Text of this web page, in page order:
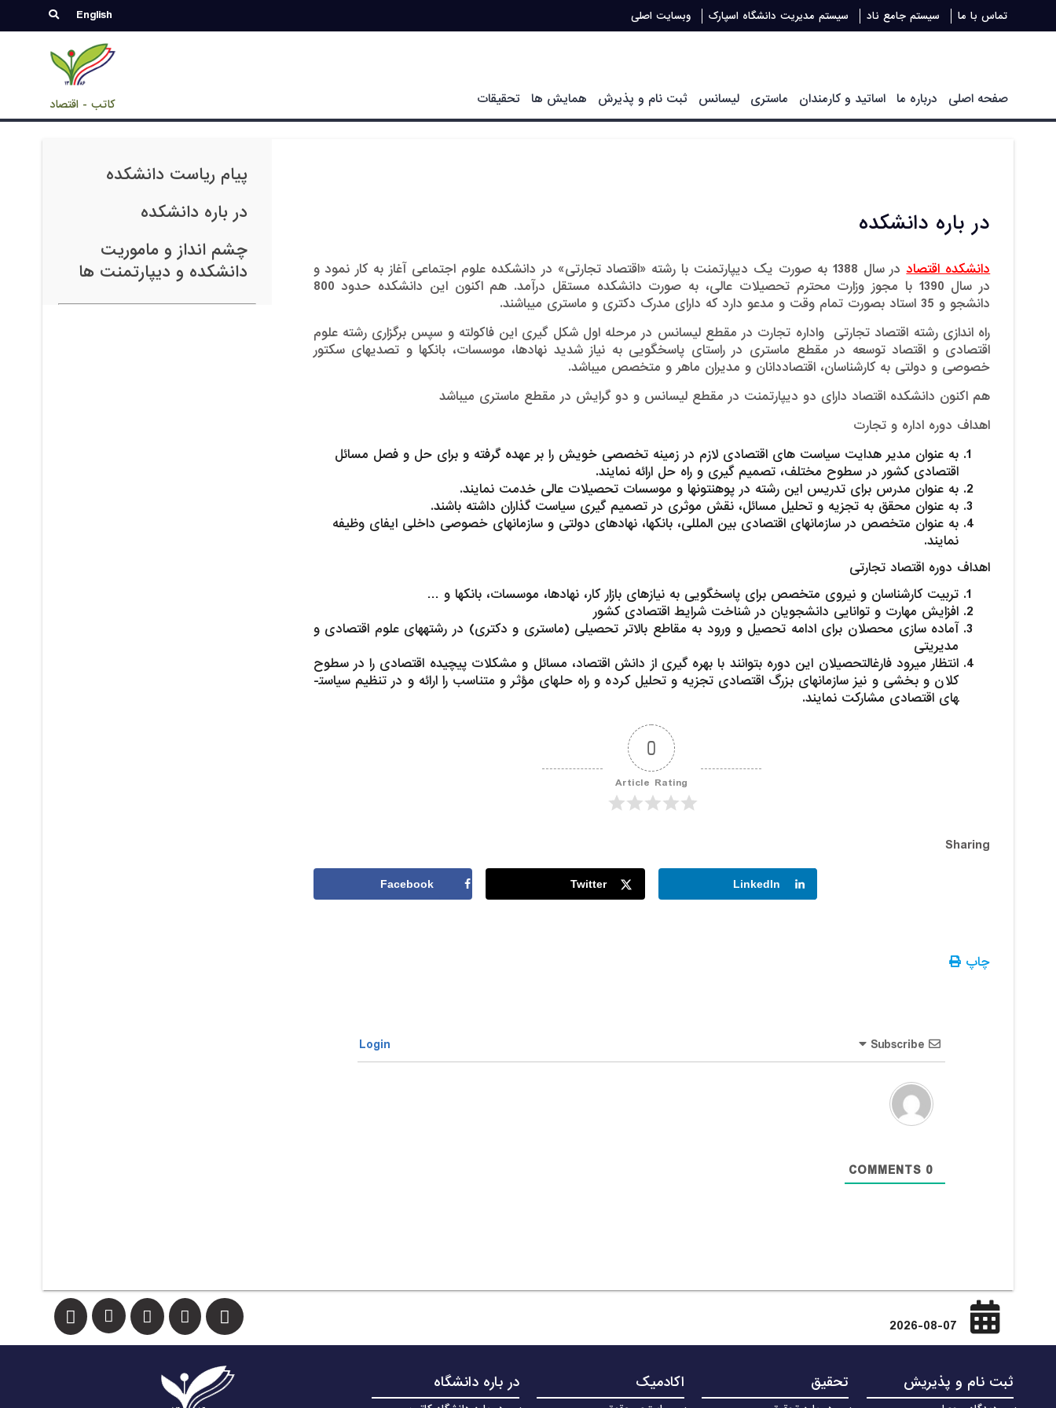
English تماس با ما سیستم جامع ناد سیستم مدیریت دانشگاه اسپارک وبسایت اصلی
کاتب - اقتصاد صفحه اصلی درباره ما اساتید و کارمندان ماستری لیسانس ثبت نام و پذیرش همایش ها تحقیقات
در باره دانشکده
دانشکده اقتصاد
در سال 1388 به صورت یک دیپارتمنت با رشته «اقتصاد تجارتی» در دانشکده علوم اجتماعی آغاز به کار نمود و
در سال 1390 با مجوز وزارت محترم تحصیلات عالی، به صورت دانشکده مستقل درآمد. هم اکنون این دانشکده حدود 800
دانشجو و 35 استاد بصورت تمام وقت و مدعو دارد که دارای مدرک دکتری و ماستری می­باشند.
راه­ اندازی رشته اقتصاد تجارتی واداره تجارت در مقطع لیسانس در مرحله اول شکل­ گیری این فاکولته و سپس برگزاری رشته علوم
اقتصادی و اقتصاد توسعه در مقطع ماستری در راستای پاسخگویی به نیاز شدید نهادها، موسسات، بانک­ها و تصدی­های سکتور
خصوصی و دولتی به کارشناسان، اقتصاد­دانان و مدیران ماهر و متخصص می­باشد.
هم ­اکنون دانشکده اقتصاد دارای دو دیپارتمنت در مقطع لیسانس و دو گرایش در مقطع ماستری می­باشد
اهداف دوره اداره و تجارت
به عنوان مدیر هدایت سیاست های اقتصادی لازم در زمینه تخصصی خویش را بر عهده گرفته و برای حل و فصل مسائل
اقتصادی کشور در سطوح مختلف، تصمیم گیری و راه حل ارائه نمایند.
به عنوان مدرس برای تدریس این رشته در پوهنتون­ها و موسسات تحصیلات عالی خدمت نمایند.
به عنوان محقق به تجزیه و تحلیل مسائل، نقش موثری در تصمیم گیری سیاست گذاران داشته باشند.
به عنوان متخصص در سازمانهای اقتصادی بین المللی، بانک­ها، نهادهای دولتی و سازمان­های خصوصی داخلی ایفای وظیفه
نمایند.
اهداف دوره اقتصاد تجارتی
تربیت کارشناسان و نیروی متخصص برای پاسخگویی به نیازهای بازار کار، نهادها، موسسات، بانک­ها و …
افزایش مهارت و توانایی دانشجویان در شناخت شرایط اقتصادی کشور
آماده ­سازی محصلان برای ادامه تحصیل و ورود به مقاطع بالاتر تحصیلی (ماستری و دکتری) در رشته­های علوم اقتصادی و
مدیریتی
انتظار می­رود فارغ­التحصیلان این دوره بتوانند با بهره­ گیری از دانش اقتصاد، مسائل و مشکلات پیچیده اقتصادی را در سطوح
کلان و بخشی و نیز سازمان­های بزرگ اقتصادی تجزیه و تحلیل کرده و راه­ حل­های مؤثر و متناسب را ارائه و در تنظیم سیاست­
های اقتصادی مشارکت نمایند.
0
Article Rating
Sharing
Facebook Twitter LinkedIn
چاپ
Subscribe
0
پیام ریاست دانشکده
در باره دانشکده
چشم انداز و ماموریت
دانشکده و دیپارتمنت ها
2026-08-07
در باره دانشگاه اکادمیک تحقیق ثبت نام و پذیریش